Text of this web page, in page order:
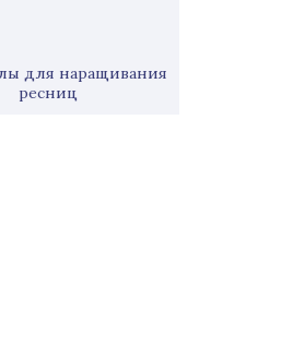
для наращивания
ресниц